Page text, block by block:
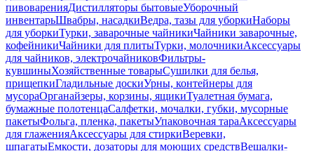
пивоваренияДистилляторы бытовыеУборочный
инвентарьШвабры, насадкиВедра, тазы для уборкиНаборы
для уборкиТурки, заварочные чайникиЧайники заварочные,
кофейникиЧайники для плитыТурки, молочникиАксессуары
для чайников, электрочайниковФильтры-
кувшиныХозяйственные товарыСушилки для белья,
прищепкиГладильные доскиУрны, контейнеры для
мусораОрганайзеры, корзины, ящикиТуалетная бумага,
бумажные полотенцаСалфетки, мочалки, губки, мусорные
пакетыФольга, пленка, пакетыУпаковочная тараАксессуары
для глаженияАксессуары для стиркиВеревки,
шпагатыЕмкости, дозаторы для моющих средствВешалки-